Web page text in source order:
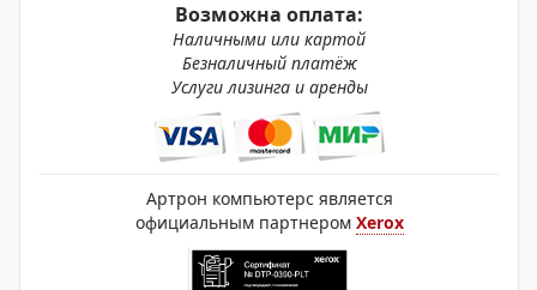
Возможна оплата:
Наличными или картой
Безналичный платёж
Услуги лизинга и аренды
Артрон компьютерс является
официальным партнером Xerox